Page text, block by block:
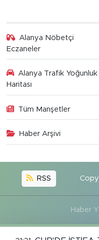
Alanya Nöbetçi
Eczaneler
Alanya Trafik Yoğunluk
Haritası
Tüm Manşetler
Haber Arşivi
RSS
Haber